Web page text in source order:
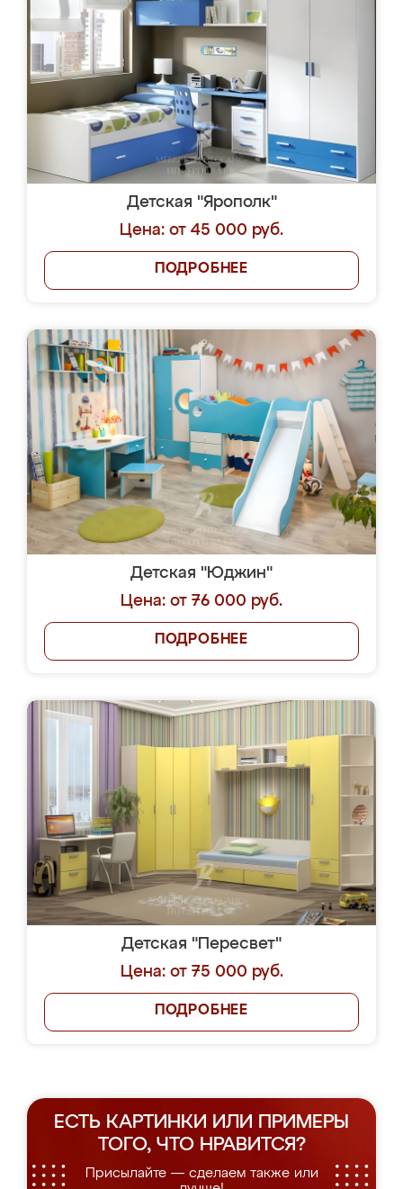
Детская "Ярополк"
Цена: от 45 000 руб.
ПОДРОБНЕЕ
Детская "Юджин"
Цена: от 76 000 руб.
ПОДРОБНЕЕ
Детская "Пересвет"
Цена: от 75 000 руб.
ПОДРОБНЕЕ
ЕСТЬ КАРТИНКИ ИЛИ ПРИМЕРЫ
ТОГО, ЧТО НРАВИТСЯ?
Присылайте — сделаем также или